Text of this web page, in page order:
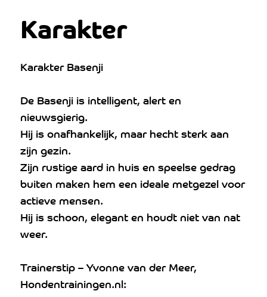
Karakter
Karakter Basenji
De Basenji is intelligent, alert en
nieuwsgierig.
Hij is onafhankelijk, maar hecht sterk aan
zijn gezin.
Zijn rustige aard in huis en speelse gedrag
buiten maken hem een ideale metgezel voor
actieve mensen.
Hij is schoon, elegant en houdt niet van nat
weer.
Trainerstip – Yvonne van der Meer,
Hondentrainingen.nl: